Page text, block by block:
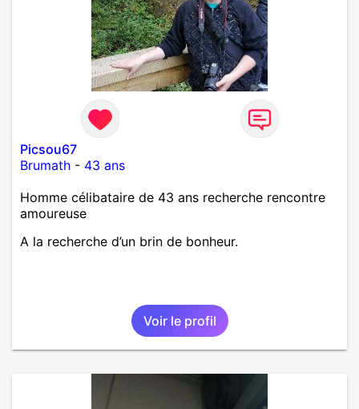
Picsou67
Brumath - 43 ans
Homme célibataire de 43 ans recherche rencontre
amoureuse
A la recherche d’un brin de bonheur.
Voir le profil